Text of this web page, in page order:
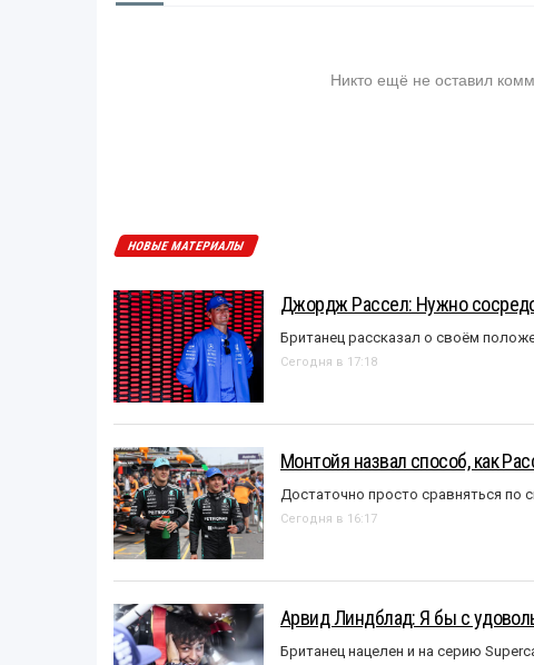
Никто ещё не оставил
НОВЫЕ МАТЕРИАЛЫ
Джордж Рассел: Нужно
Британец рассказал о своём
Сегодня в 17:18
Монтойя назвал способ, как
Достаточно просто сравняться по
Сегодня в 16:17
Арвид Линдблад: Я бы с
Британец нацелен и на серию